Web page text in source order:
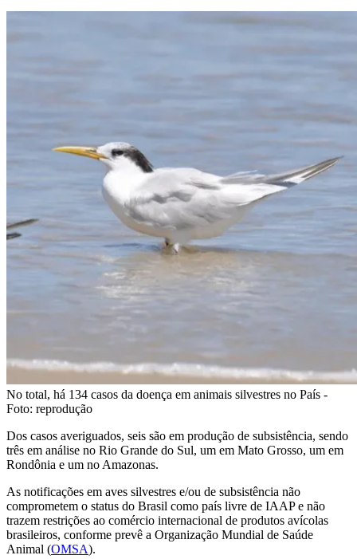
No total, há 134 casos da doença em animais silvestres no País -
Foto: reprodução
Dos casos averiguados, seis são em produção de subsistência, sendo
três em análise no Rio Grande do Sul, um em Mato Grosso, um em
Rondônia e um no Amazonas.
As notificações em aves silvestres e/ou de subsistência não
comprometem o status do Brasil como país livre de IAAP e não
trazem restrições ao comércio internacional de produtos avícolas
brasileiros, conforme prevê a Organização Mundial de Saúde
Animal (OMSA).